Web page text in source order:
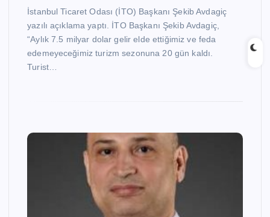
İstanbul Ticaret Odası (İTO) Başkanı Şekib Avdagiç
yazılı açıklama yaptı. İTO Başkanı Şekib Avdagiç,
“Aylık 7.5 milyar dolar gelir elde ettiğimiz ve feda
edemeyeceğimiz turizm sezonuna 20 gün kaldı.
Turist…